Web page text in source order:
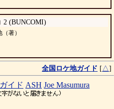
2 (BUNCOMI)
著）
全国ロケ地ガイド [ △]
イド ASH Joe Masumura